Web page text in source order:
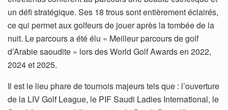
un défi stratégique. Ses 18 trous sont entièrement éclairés,
ce qui permet aux golfeurs de jouer après la tombée de la
nuit. Le parcours a été élu « Meilleur parcours de golf
d’Arabie saoudite » lors des World Golf Awards en 2022,
2024 et 2025.
Il est le lieu phare de tournois majeurs tels que : l’ouverture
de la LIV Golf League, le PIF Saudi Ladies International, le